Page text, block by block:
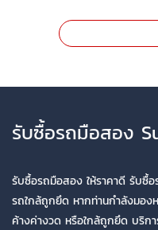
รับซื้อรถมือสอง
รับซื้อรถมือสอง ให้ราคาดี รับซื้
รถใกล้ถูกยึด หากท่านกำลังมอ
ค้างค่างวด หรือใกล้ถูกยึด บริก